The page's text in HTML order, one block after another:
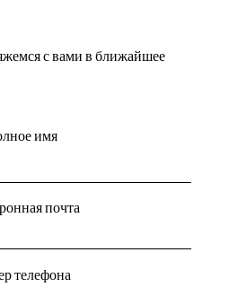
с вами в ближайшее
имя
почта
телефона